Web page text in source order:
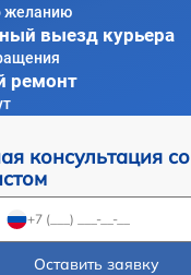
желанию
выезд курьера
ремонт
консультация со
Оставить заявку